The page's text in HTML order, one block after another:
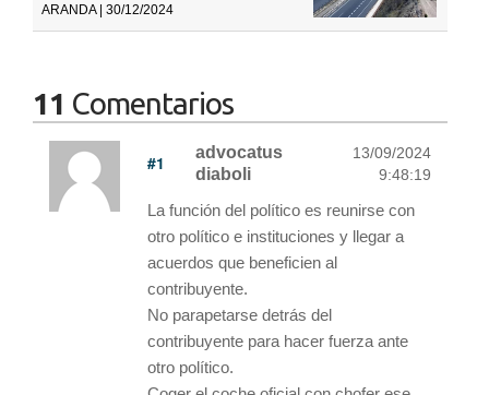
ARANDA | 30/12/2024
11 Comentarios
#1
advocatus
diaboli
13/09/2024
9:48:19
La función del político es reunirse con
otro político e instituciones y llegar a
acuerdos que beneficien al
contribuyente.
No parapetarse detrás del
contribuyente para hacer fuerza ante
otro político.